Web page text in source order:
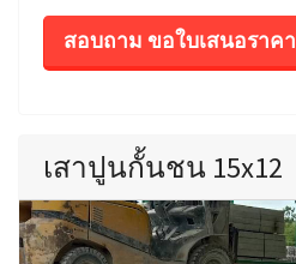
สอบถาม ขอใบเสนอราคา
เสาปูนกั้นชน 15x12